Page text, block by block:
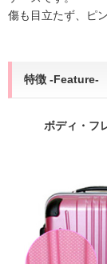
傷も目立たず、ピ
特徴 -Feature-
ボディ・フ